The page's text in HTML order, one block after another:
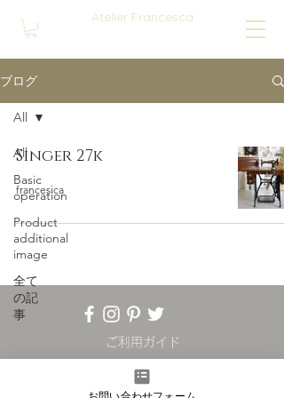
Atelier Francesca
ブログ
All
Basic
operation
Product
additional
image
全て
の記
事
All
Singer 27k
francesica
ご利用ガイド
Online Store
プライバシーポリシー
お問い合わせフォーム